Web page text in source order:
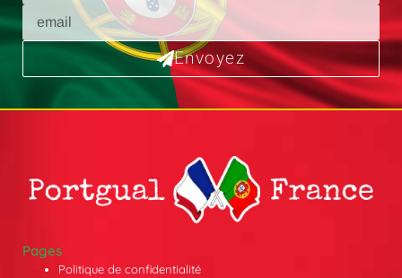
Envoyez
Pages
Politique de confidentialité